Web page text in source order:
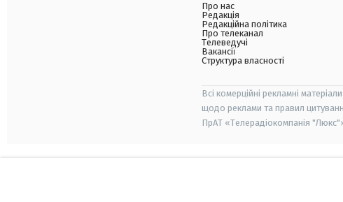
Про нас
Редакція
Редакційна політика
Про телеканал
Телеведучі
Вакансії
Структура власності
Всі комерційні рекламні
щодо реклами та правил
ПрАТ «Телерадіокомпанія